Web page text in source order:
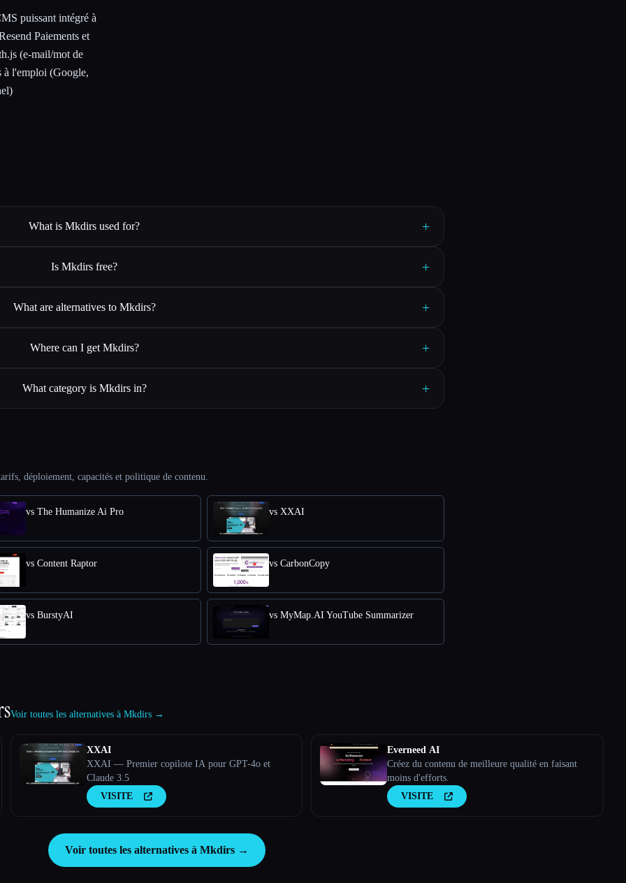
puissant intégré à
Paiements et
(e-mail/mot de
à l'emploi (Google,
What is Mkdirs used for? +
Is Mkdirs free? +
What are alternatives to Mkdirs? +
Where can I get Mkdirs? +
What category is Mkdirs in? +
déploiement, capacités et politique de contenu.
vs The Humanize Ai Pro vs XXAI
vs Content Raptor vs CarbonCopy
vs BurstyAI vs MyMap.AI YouTube Summarizer
Voir toutes les alternatives à Mkdirs →
XXAI
XXAI — Premier copilote IA pour GPT-4o et
Claude 3.5
VISITE
Everneed AI
Créez du contenu de meilleure qualité en faisant
moins d'efforts.
VISITE
Voir toutes les alternatives à Mkdirs →